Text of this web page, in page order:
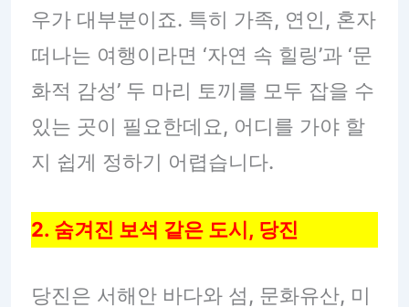
우가 대부분이죠. 특히 가족, 연인, 혼자
떠나는 여행이라면 ‘자연 속 힐링’과 ‘문
화적 감성’ 두 마리 토끼를 모두 잡을 수
있는 곳이 필요한데요, 어디를 가야 할
지 쉽게 정하기 어렵습니다.
2. 숨겨진 보석 같은 도시, 당진
당진은 서해안 바다와 섬, 문화유산, 미